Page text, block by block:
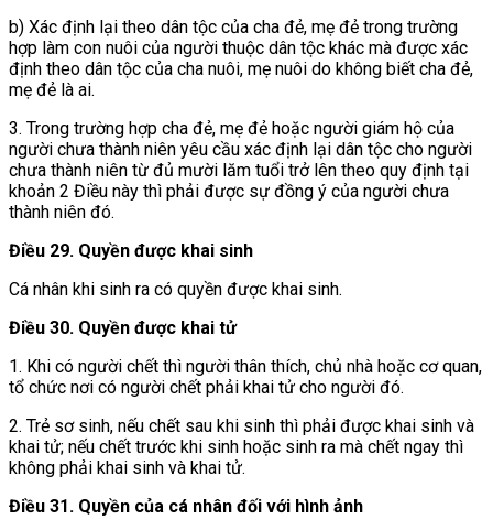
b) Xác định lại theo dân tộc của cha đẻ, mẹ đẻ trong trường
hợp làm con nuôi của người thuộc dân tộc khác mà được xác
định theo dân tộc của cha nuôi, mẹ nuôi do không biết cha đẻ,
mẹ đẻ là ai.
3. Trong trường hợp cha đẻ, mẹ đẻ hoặc người giám hộ của
người chưa thành niên yêu cầu xác định lại dân tộc cho người
chưa thành niên từ đủ mười lăm tuổi trở lên theo quy định tại
khoản 2 Điều này thì phải được sự đồng ý của người chưa
thành niên đó.
Điều 29. Quyền được khai sinh
Cá nhân khi sinh ra có quyền được khai sinh.
Điều 30. Quyền được khai tử
1. Khi có người chết thì người thân thích, chủ nhà hoặc cơ quan,
tổ chức nơi có người chết phải khai tử cho người đó.
2. Trẻ sơ sinh, nếu chết sau khi sinh thì phải được khai sinh và
khai tử; nếu chết trước khi sinh hoặc sinh ra mà chết ngay thì
không phải khai sinh và khai tử.
Điều 31. Quyền của cá nhân đối với hình ảnh